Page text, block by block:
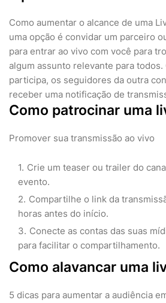
Como aumentar o alcance de uma
uma opção é convidar um parceiro
para entrar ao vivo com você para
algum assunto relevante para todos.
participa, os seguidores da outra
receber uma notificação de
Como patrocinar uma
Promover sua transmissão ao vivo
Crie um teaser ou trailer do
evento.
Compartilhe o link da
horas antes do início.
Conecte as contas das suas
para facilitar o compartilhamento.
Como alavancar uma
5 dicas para aumentar a audiência